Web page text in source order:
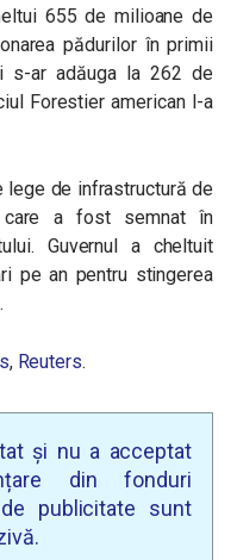
655 de milioane de
pădurilor în primii
s-ar adăuga la 262 de
Forestier american l-a
lege de infrastructură de
a fost semnat în
Guvernul a cheltuit
pe an pentru stingerea
, Reuters.
și nu a acceptat
din fonduri
publicitate sunt